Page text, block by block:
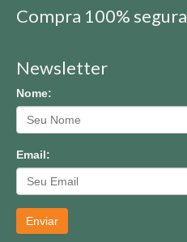
Compra 100% segura
Newsletter
Nome:
Email:
Enviar